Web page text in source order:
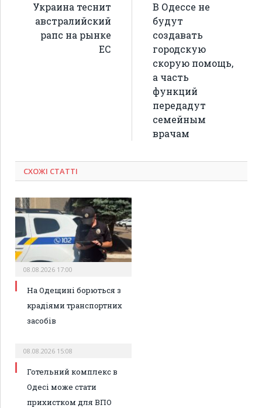
Украина теснит
австралийский
рапс на рынке
ЕС
В Одессе не
будут
создавать
городскую
скорую помощь,
а часть
функций
передадут
семейным
врачам
СХОЖІ СТАТТІ
08.08.2026 17:00
На Одещині борються з
крадіями транспортних
засобів
08.08.2026 15:08
Готельний комплекс в
Одесі може стати
прихистком для ВПО